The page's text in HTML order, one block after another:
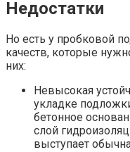
Недостатки
Но есть у пробковой
качеств, которые
них:
Невысокая
укладке
бетонное
слой
выступает